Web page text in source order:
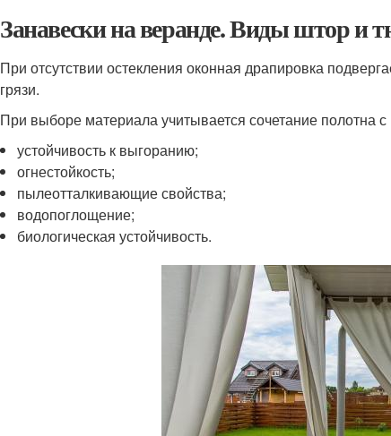
Занавески на веранде. Виды штор и
При отсутствии остекления оконная драпировка
грязи.
При выборе материала учитывается сочетание полотна
устойчивость к выгоранию;
огнестойкость;
пылеотталкивающие свойства;
водопоглощение;
биологическая устойчивость.